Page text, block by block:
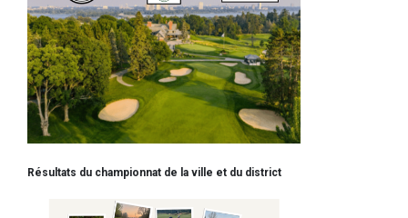
Résultats du championnat de la ville et du district